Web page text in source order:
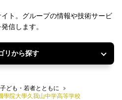
ト。グループの情報や技術サービ
信します。
リから探す
ども・若者とともに
學院大學久我山中学高等学校